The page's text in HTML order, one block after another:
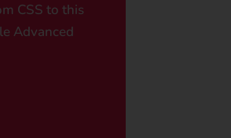
CSS to this
Advanced